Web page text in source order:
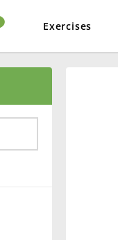
Exercises